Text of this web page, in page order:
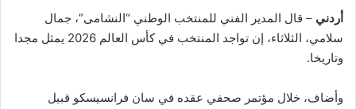
أردني – قال المدير الفني للمنتخب الوطني “النشامى”، جمال
سلامي، الثلاثاء، إن تواجد المنتخب في كأس العالم 2026 يمثل مجدا
وتاريخا.
وأضاف، خلال مؤتمر صحفي عقده في سان فرانسيسكو قبيل